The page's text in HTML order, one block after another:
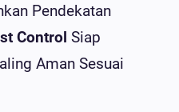
Pendekatan
Control Siap
Aman Sesuai